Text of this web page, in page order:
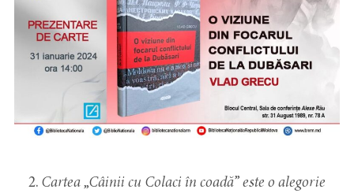
Cartea „Câinii cu Colaci în coadă” este o alegorie